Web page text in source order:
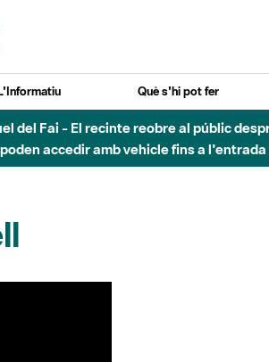
Què s'hi pot fer
del Fai - El recinte reobre al públic
accedir amb vehicle fins a